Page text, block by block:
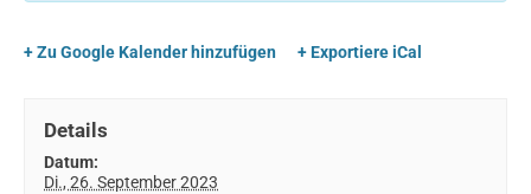
+ Zu Google Kalender hinzufügen + Exportiere iCal
Details
Datum:
Di., 26. September 2023